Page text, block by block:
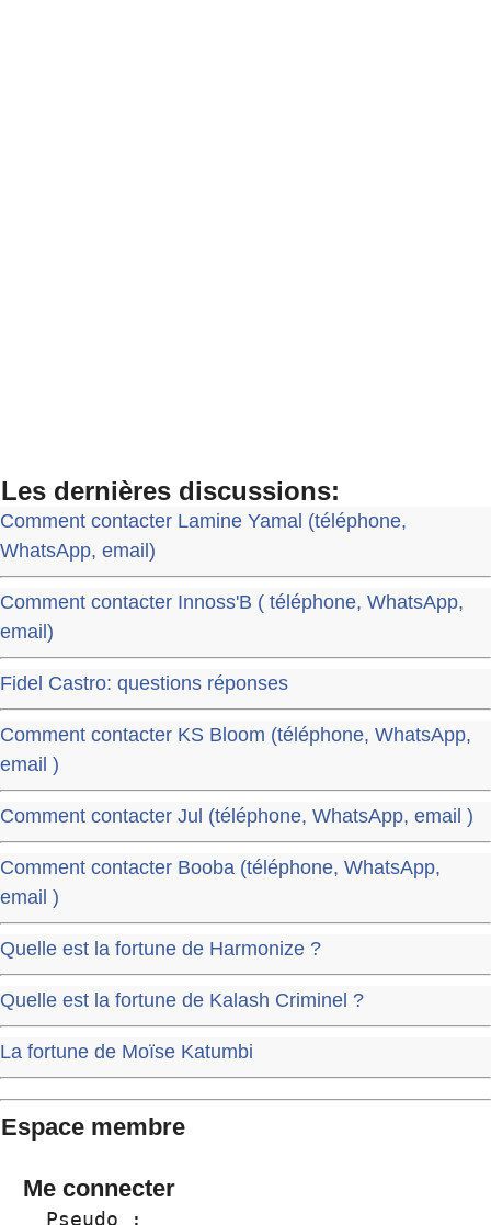
Les dernières discussions:
Comment contacter Lamine Yamal (téléphone,
WhatsApp, email)
Comment contacter Innoss'B ( téléphone, WhatsApp,
email)
Fidel Castro: questions réponses
Comment contacter KS Bloom (téléphone, WhatsApp,
email )
Comment contacter Jul (téléphone, WhatsApp, email )
Comment contacter Booba (téléphone, WhatsApp,
email )
Quelle est la fortune de Harmonize ?
Quelle est la fortune de Kalash Criminel ?
La fortune de Moïse Katumbi
Espace membre
Me connecter
  Pseudo :